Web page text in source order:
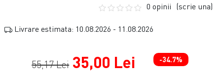
0 opinii (scrie una)
Livrare estimata: 10.08.2026 - 11.08.2026
55,17 Lei 35,00 Lei -34.7%